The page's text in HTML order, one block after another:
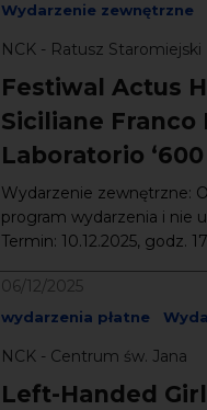
Wydarzenie zewnętrzne
NCK - Ratusz Staromiejski
Festiwal Actus
Siciliane
Laboratorio ‘600
Wydarzenie zewnętrzne:
program wydarzenia i nie
Termin: 10.12.2025, godz.
06/12/2025
wydarzenia płatne
NCK - Centrum św. Jana
Left-Handed Girl